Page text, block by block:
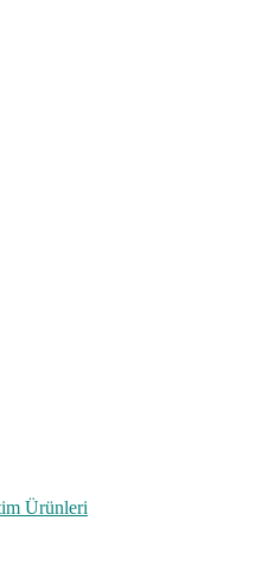
Ürünleri